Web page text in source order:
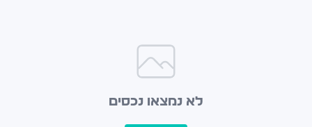
לא נמצאו נכסים